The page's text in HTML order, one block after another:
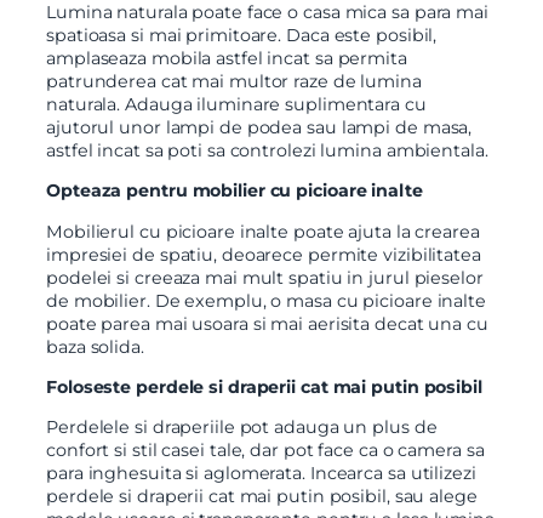
Lumina naturala poate face o casa mica sa para mai
spatioasa si mai primitoare. Daca este posibil,
amplaseaza mobila astfel incat sa permita
patrunderea cat mai multor raze de lumina
naturala. Adauga iluminare suplimentara cu
ajutorul unor lampi de podea sau lampi de masa,
astfel incat sa poti sa controlezi lumina ambientala.
Opteaza pentru mobilier cu picioare inalte
Mobilierul cu picioare inalte poate ajuta la crearea
impresiei de spatiu, deoarece permite vizibilitatea
podelei si creeaza mai mult spatiu in jurul pieselor
de mobilier. De exemplu, o masa cu picioare inalte
poate parea mai usoara si mai aerisita decat una cu
baza solida.
Foloseste perdele si draperii cat mai putin posibil
Perdelele si draperiile pot adauga un plus de
confort si stil casei tale, dar pot face ca o camera sa
para inghesuita si aglomerata. Incearca sa utilizezi
perdele si draperii cat mai putin posibil, sau alege